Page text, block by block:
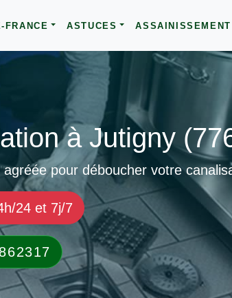
FRANCE ASTUCES ASSAINISSEMENT
à Jutigny
pour déboucher votre
24 et 7j/7